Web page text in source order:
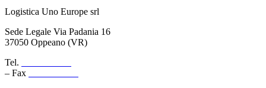
Logistica Uno Europe srl
Sede Legale Via Padania 16
37050 Oppeano (VR)
Tel.
– Fax